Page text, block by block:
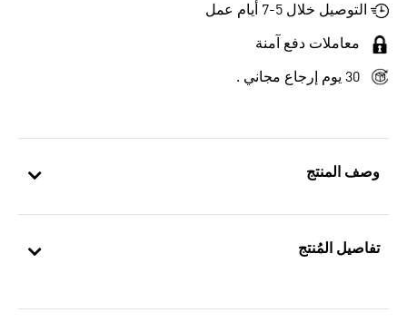
وصف المنتج
تفاصيل المُنتج
التوصيل خلال 5-7 أيام عمل
معاملات دفع آمنة